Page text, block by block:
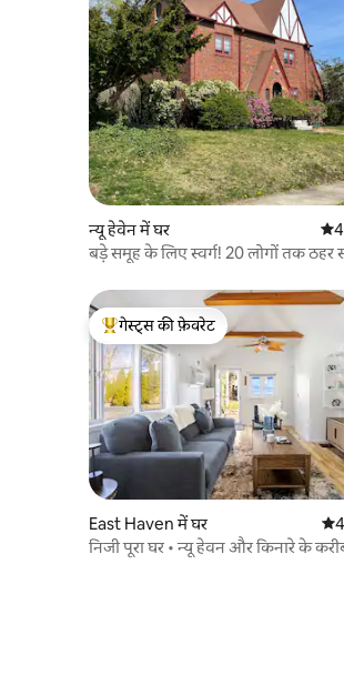
न्यू हेवेन में घर
बड़े समूह के लिए स्वर्ग! 20 लोगों तक ठहर
गेस्ट्स का टॉप फ़ेवरेट
गेस्ट्स की फ़ेवरेट
East Haven में घर
निजी पूरा घर • न्यू हेवन और किनारे के